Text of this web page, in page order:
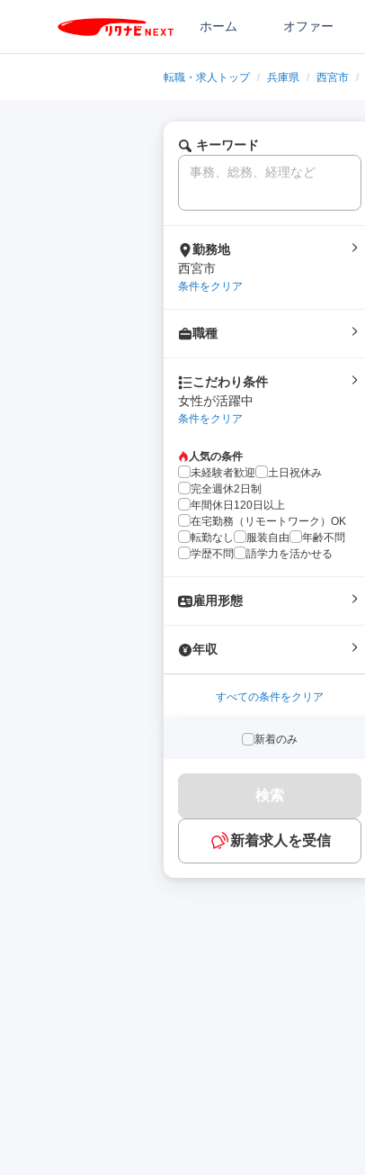
ホーム オファー
転職・求人トップ / 兵庫県 / 西宮市 /
キーワード
勤務地
西宮市
条件をクリア
職種
こだわり条件
女性が活躍中
条件をクリア
人気の条件
未経験者歓迎
土日祝休み
完全週休2日制
年間休日120日以上
在宅勤務（リモートワーク）OK
転勤なし
服装自由
年齢不問
学歴不問
語学力を活かせる
雇用形態
年収
すべての条件をクリア
新着のみ
検索
新着求人を受信